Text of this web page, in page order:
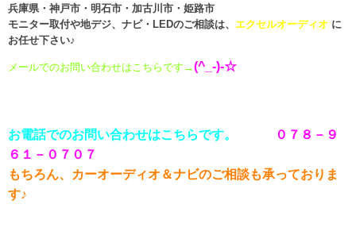
兵庫県・神戸市・明石市・加古川市・姫路市
モニター取付や地デジ、ナビ・LEDのご相談は、 エクセルオーディオ に
お任せ下さい♪
メールでのお問い合わせはこちらです →(^_-)-☆
お電話でのお問い合わせはこちらです。
０７８－９
６１－０７０７
もちろん、カーオーディオ＆ナビのご相談も承っておりま
す♪